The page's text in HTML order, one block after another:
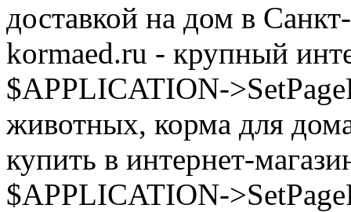
доставкой на дом в
kormaed.ru - крупный
$APPLICATION-
животных, корма для
купить в интернет-
$APPLICATION-